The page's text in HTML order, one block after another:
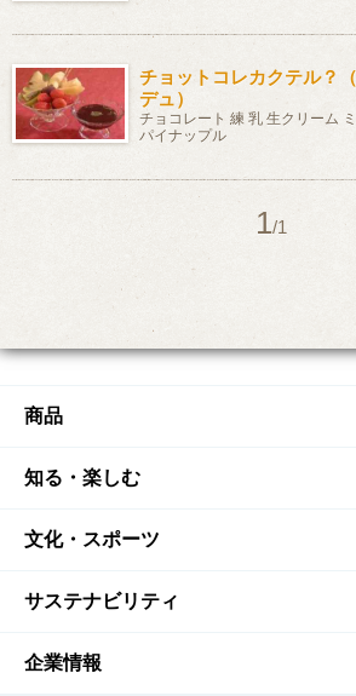
チョットコレカクテル？
デュ）
チョコレート 練 乳 生クリーム
パイナップル
1/1
商品
商品TOP
商品一覧
商品発売情報
栄養成分一覧
知る・楽しむ
知る・楽しむTOP
キャンペーン
工場見学
文化・スポーツ
文化・スポーツTOP
サントリーホール
サステナビリティ
サステナビリティTOP
企業情報